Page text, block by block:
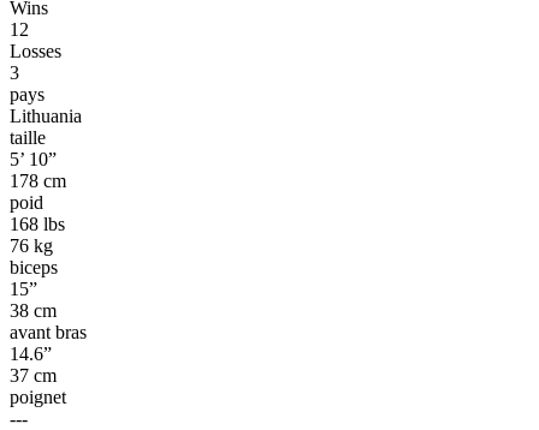
Wins
12
Losses
3
pays
Lithuania
taille
5’ 10”
178 cm
poid
168 lbs
76 kg
biceps
15”
38 cm
avant bras
14.6”
37 cm
poignet
---